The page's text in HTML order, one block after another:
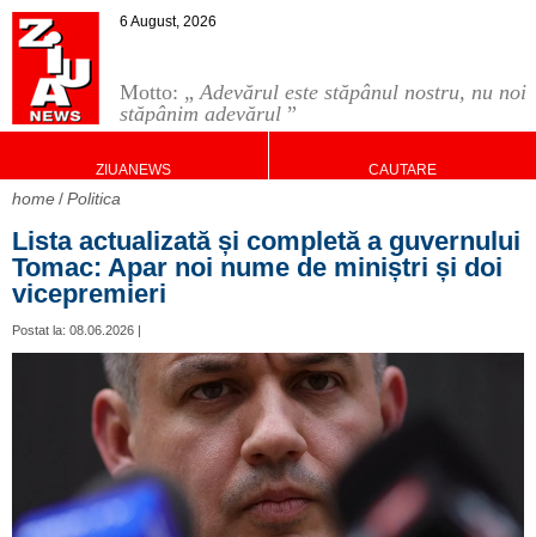
Motto: „Adevărul este stăpânul nostru, nu noi
stăpânim adevărul ”
6 August, 2026
ZIUANEWS CAUTARE
home Politica
Lista actualizată și completă a guvernului
Tomac: Apar noi nume de miniștri și doi
vicepremieri
Postat la: 08.06.2026 |